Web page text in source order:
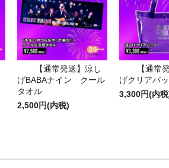
【通常発送】涼し
げBABAナイン クール
タオル
2,500円(内税)
【通常
げクリアバ
3,300円(内